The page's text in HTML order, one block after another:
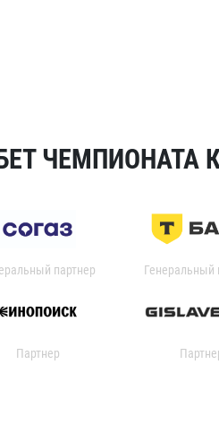
ЧЕМПИОНАТА
партнер Генеральный
Партнер